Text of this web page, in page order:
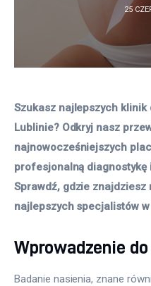
Zdrowie
Więcej
25
Szukasz najlepszych
Lublinie? Odkryj nasz
najnowocześniejszych
profesjonalną diagnostykę
Sprawdź, gdzie znajdziesz
najlepszych specjalistów
Wprowadzenie
Badanie nasienia, znane